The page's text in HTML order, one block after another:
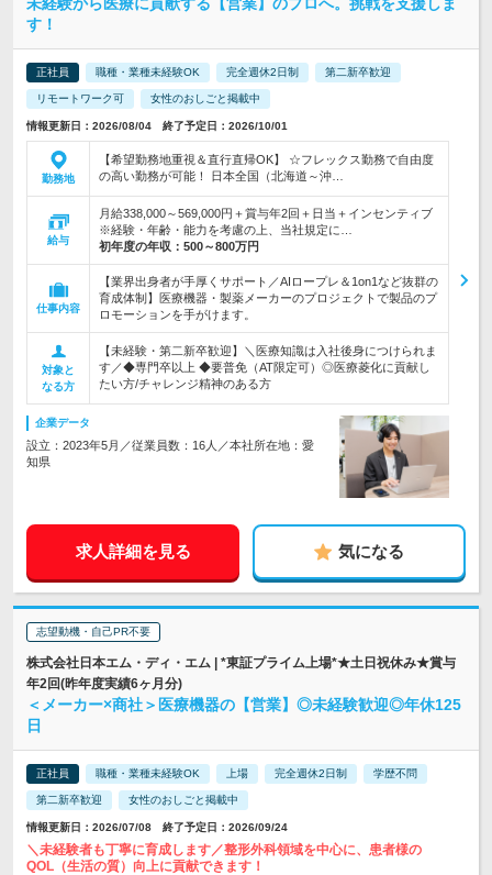
す！
正社員 職種・業種未経験OK 完全週休2日制 第二新卒歓迎
リモートワーク可 女性のおしごと掲載中
情報更新日：2026/08/04 終了予定日：2026/10/01
勤務地
【希望勤務地重視＆直行直帰OK】 ☆フレックス勤務で自由度
の高い勤務が可能！ 日本全国（北海道～沖…
給与
月給338,000～569,000円＋賞与年2回＋日当＋インセンティブ
※経験・年齢・能力を考慮の上、当社規定に…
初年度の年収： 500～800万円
仕事内容
【業界出身者が手厚くサポート／AIロープレ＆1on1など抜群の
育成体制】医療機器・製薬メーカーのプロジェクトで製品のプ
ロモーションを手がけます。
対象と
なる方
【未経験・第二新卒歓迎】＼医療知識は入社後身につけられま
す／◆専門卒以上 ◆要普免（AT限定可）◎医療菱化に貢献し
たい方/チャレンジ精神のある方
企業データ
設立：2023年5月／従業員数：16人／本社所在地：愛
知県
求人詳細を見る 気になる
志望動機・自己PR不要
株式会社日本エム・ディ・エム | *東証プライム上場*★土日祝休み★賞与
年2回(昨年度実績6ヶ月分)
＜メーカー×商社＞医療機器の【営業】◎未経験歓迎◎年休125
日
正社員 職種・業種未経験OK 上場 完全週休2日制 学歴不問
第二新卒歓迎 女性のおしごと掲載中
情報更新日：2026/07/08 終了予定日：2026/09/24
＼未経験者も丁寧に育成します／整形外科領域を中心に、患者様の
QOL（生活の質）向上に貢献できます！